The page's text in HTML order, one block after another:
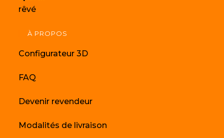
À PROPOS
Configurateur 3D
FAQ
Devenir revendeur
Modalités de livraison